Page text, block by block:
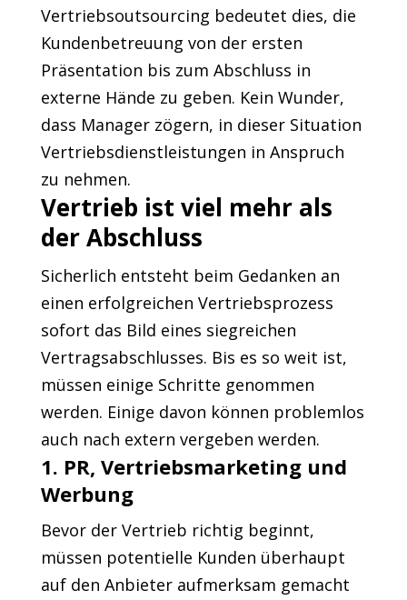
Vertriebsoutsourcing bedeutet dies, die
Kundenbetreuung von der ersten
Präsentation bis zum Abschluss in
externe Hände zu geben. Kein Wunder,
dass Manager zögern, in dieser Situation
Vertriebsdienstleistungen in Anspruch
zu nehmen.
Vertrieb ist viel mehr als
der Abschluss
Sicherlich entsteht beim Gedanken an
einen erfolgreichen Vertriebsprozess
sofort das Bild eines siegreichen
Vertragsabschlusses. Bis es so weit ist,
müssen einige Schritte genommen
werden. Einige davon können problemlos
auch nach extern vergeben werden.
1. PR, Vertriebsmarketing und
Werbung
Bevor der Vertrieb richtig beginnt,
müssen potentielle Kunden überhaupt
auf den Anbieter aufmerksam gemacht